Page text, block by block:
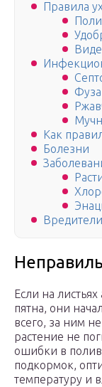
Правила
Как
Болезни
Вредители
Если на
пятна, они
всего, за ним
растение не
ошибки в
подкормок,
температуру и